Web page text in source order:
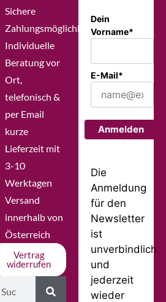
Sichere
Zahlungsmöglichkeiten
Individuelle
Beratung vor
Ort,
telefonisch &
per Email
kurze
Lieferzeit mit
3-10
Werktagen
Versand
innerhalb von
Österreich
Vertrag
widerrufen
Dein
Vorname*
E-Mail*
Anmelden
Die
Anmeldung
für den
Newsletter
ist
unverbindlich
und
jederzeit
wieder